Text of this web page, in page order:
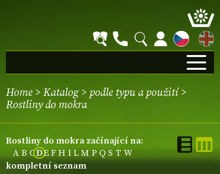
EN
Home > Katalog> podle typu a použití>
Rostliny do mokra
Rostliny do mokra začínající na:
A B CDE F H I L M P Q S T W
kompletní seznam